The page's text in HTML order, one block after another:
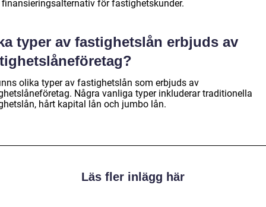
för fastighetskunder.
typer av fastighetslån erbjuds av
olika typer av fastighetslån som erbjuds av
Några vanliga typer inkluderar traditionella
hårt kapital lån och jumbo lån.
Läs fler inlägg här